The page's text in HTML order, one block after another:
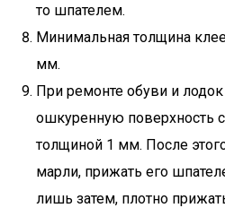
то шпателем.
Минимальная толщина
мм.
При ремонте обуви и
ошкуренную поверхность
толщиной 1 мм. После
марли, прижать его
лишь затем, плотно